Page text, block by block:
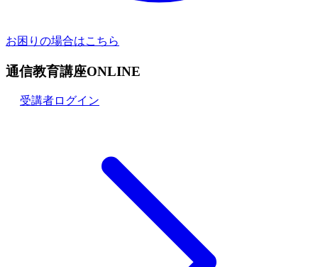
お困りの場合はこちら
通信教育講座ONLINE
受講者ログイン